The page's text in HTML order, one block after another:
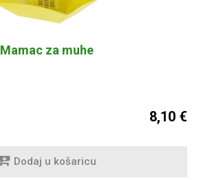
Mamac za muhe
8,10 €
Dodaj u košaricu